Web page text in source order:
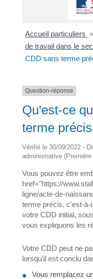
Accueil particuliers >
de travail dans le
CDD sans terme
Question-réponse
Qu'est-ce
terme
Vérifié le 30/09/2022 -
administrative
Vous pouvez être
href="https://
ligne/acte-de-
terme précis, c'est-à-
votre CDD initial,
vous expliquons les
Votre CDD peut ne
lorsqu'il est conclu
Vous remplacez